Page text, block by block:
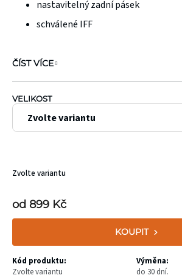
hvězdiček.
VELIKOST
nastavitelný zadní pásek
schválené IFF
ČÍST VÍCE
od 899 Kč
KOUPIT
Zvolte variantu
Kód produktu:
Zvolte variantu
Výměna:
do 30 dní.